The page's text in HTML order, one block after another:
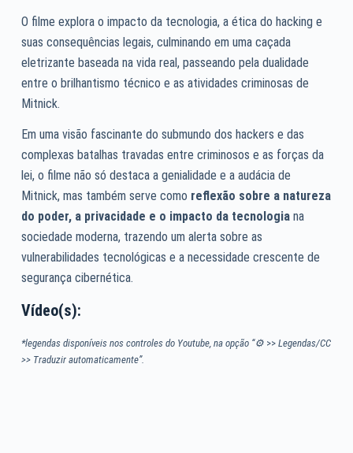
O filme explora o impacto da tecnologia, a ética do hacking e
suas consequências legais, culminando em uma caçada
eletrizante baseada na vida real, passeando pela dualidade
entre o brilhantismo técnico e as atividades criminosas de
Mitnick.
Em uma visão fascinante do submundo dos hackers e das
complexas batalhas travadas entre criminosos e as forças da
lei, o filme não só destaca a genialidade e a audácia de
Mitnick, mas também serve como reflexão sobre a natureza
do poder, a privacidade e o impacto da tecnologiana
sociedade moderna, trazendo um alerta sobre as
vulnerabilidades tecnológicas e a necessidade crescente de
segurança cibernética.
Vídeo(s):
*legendas disponíveis nos controles do Youtube, na opção “⚙>> Legendas/CC
>> Traduzir automaticamente”.